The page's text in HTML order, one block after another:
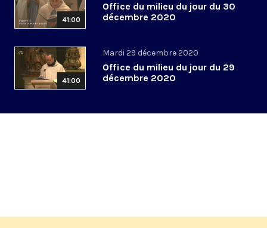
41:00
Office du milieu du jour du 30
décembre 2020
41:00
Mardi 29 décembre 2020
Office du milieu du jour du 29
décembre 2020